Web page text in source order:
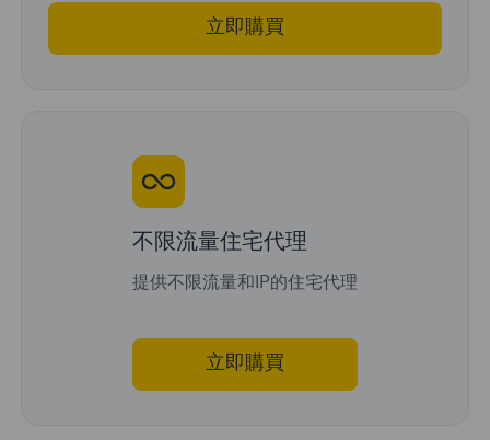
立即購買
不限流量住宅代理
提供不限流量和IP的住宅代理
立即購買